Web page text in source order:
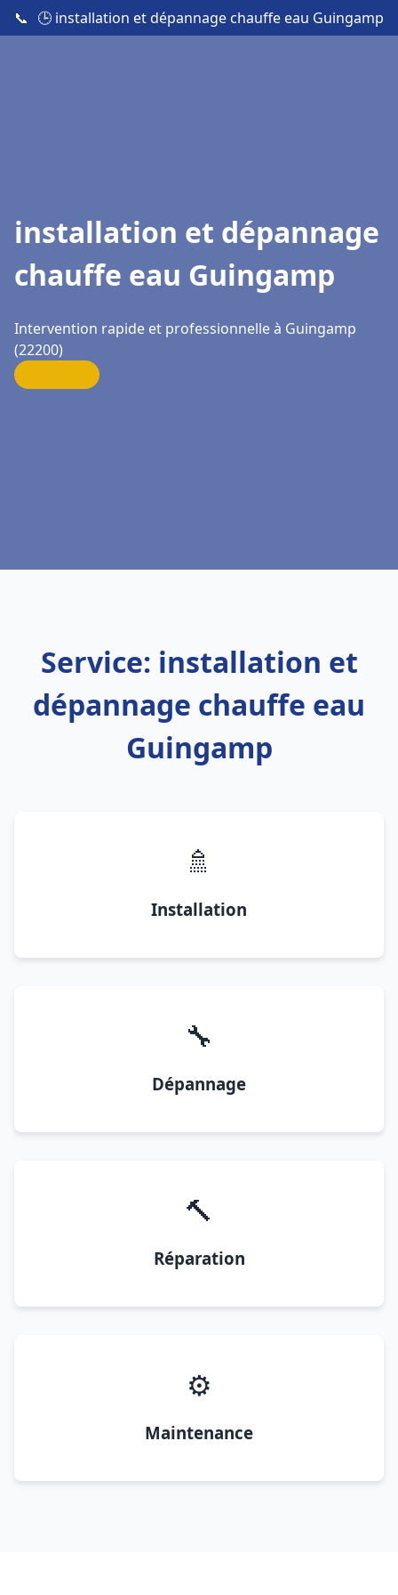
📞 🕒 installation et dépannage chauffe eau Guingamp
installation et dépannage
chauffe eau Guingamp
Intervention rapide et professionnelle à Guingamp
(22200)
Service: installation et
dépannage chauffe eau
Guingamp
🚿
Installation
🔧
Dépannage
🔨
Réparation
⚙️
Maintenance